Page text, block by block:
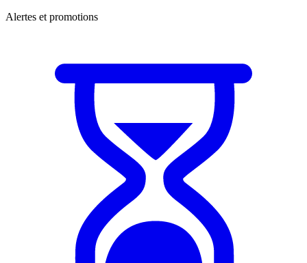
Alertes et promotions